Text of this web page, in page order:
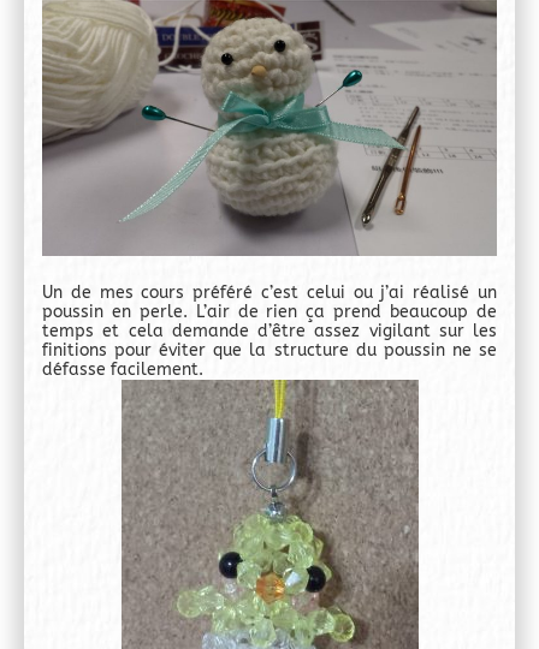
Un de mes cours préféré c’est celui ou j’ai réalisé un
poussin en perle. L’air de rien ça prend beaucoup de
temps et cela demande d’être assez vigilant sur les
finitions pour éviter que la structure du poussin ne se
défasse facilement.